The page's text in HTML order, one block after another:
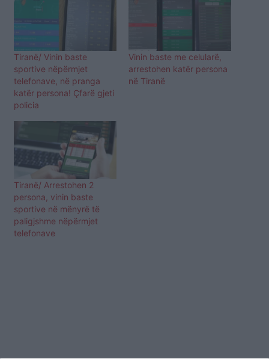
Tiranë/ Vinin baste
sportive nëpërmjet
telefonave, në pranga
katër persona! Çfarë gjeti
policia
Vinin baste me celularë,
arrestohen katër persona
në Tiranë
Tiranë/ Arrestohen 2
persona, vinin baste
sportive në mënyrë të
paligjshme nëpërmjet
telefonave